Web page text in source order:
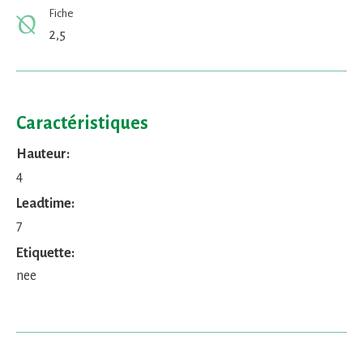
Fiche
2,5
Caractéristiques
Hauteur:
4
Leadtime:
7
Etiquette:
nee